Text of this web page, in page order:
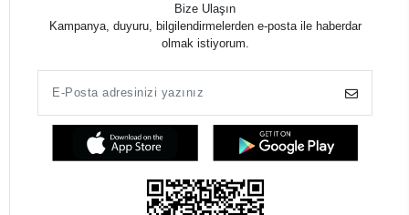
Bize Ulaşın
Kampanya, duyuru, bilgilendirmelerden e-posta ile haberdar
olmak istiyorum.